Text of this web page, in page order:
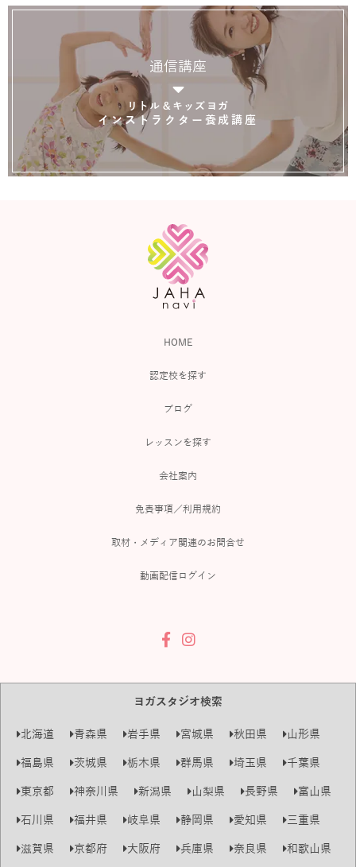
通信講座
リトル＆キッズヨガ
インストラクター養成講座
HOME
認定校を探す
ブログ
レッスンを探す
会社案内
免責事項／利用規約
取材・メディア関連のお問合せ
動画配信ログイン
ヨガスタジオ検索
北海道 青森県 岩手県 宮城県 秋田県
山形県
福島県
茨城県 栃木県 群馬県 埼玉県
千葉県
東京都
神奈川県 新潟県 山梨県 長野県
富山県
石川県
福井県 岐阜県 静岡県 愛知県
三重県
滋賀県
京都府 大阪府 兵庫県 奈良県 和歌山県